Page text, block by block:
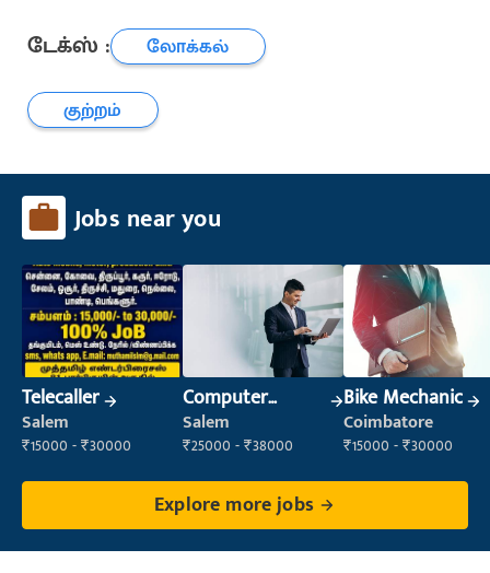
டேக்ஸ் :
லோக்கல்
குற்றம்
Jobs near you
Telecaller
Salem
₹15000 - ₹30000
Computer
Operator
Salem
₹25000 - ₹38000
Bike Mechanic
Coimbatore
₹15000 - ₹30000
Explore more jobs